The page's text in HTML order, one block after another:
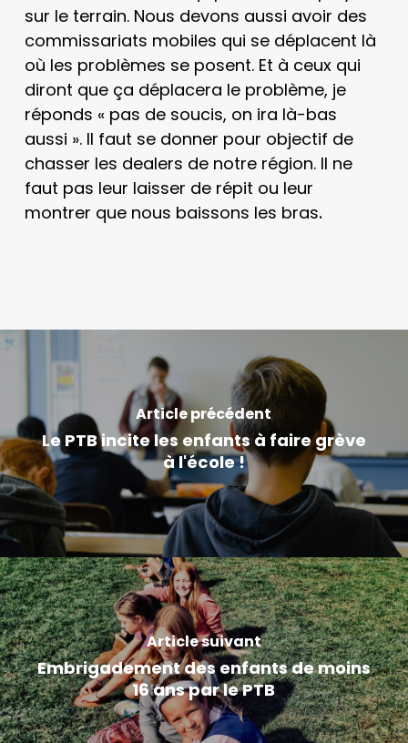
sur le terrain. Nous devons aussi avoir des
commissariats mobiles qui se déplacent là
où les problèmes se posent. Et à ceux qui
diront que ça déplacera le problème, je
réponds « pas de soucis, on ira là-bas
aussi ». Il faut se donner pour objectif de
chasser les dealers de notre région. Il ne
faut pas leur laisser de répit ou leur
montrer que nous baissons les bras.
Article précédent
Le PTB incite les enfants à faire grève
à l'école !
Article suivant
Embrigadement des enfants de moins
16 ans par le PTB